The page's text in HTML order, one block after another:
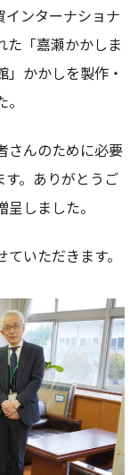
インターナショナ
た「嘉瀬かかしま
かかしを製作・
さんのために必要
。ありがとうご
しました。
いただきます。